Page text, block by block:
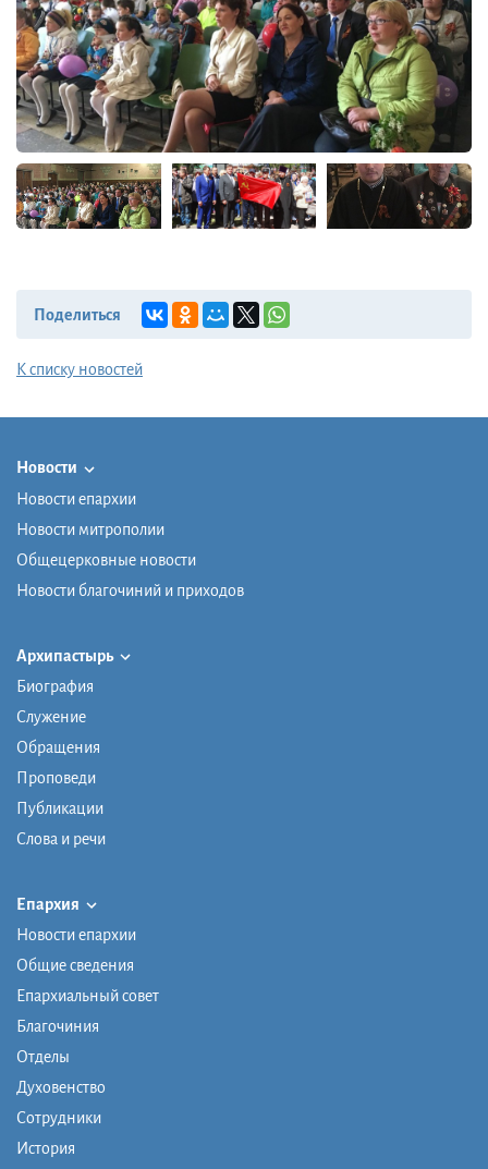
Поделиться
К списку новостей
Новости
Новости епархии
Новости митрополии
Общецерковные новости
Новости благочиний и приходов
Архипастырь
Биография
Служение
Обращения
Проповеди
Публикации
Слова и речи
Епархия
Новости епархии
Общие сведения
Епархиальный совет
Благочиния
Отделы
Духовенство
Сотрудники
История